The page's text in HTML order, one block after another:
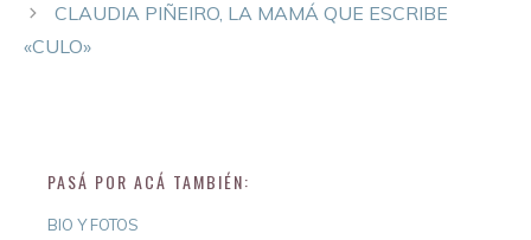
CLAUDIA PIÑEIRO, LA MAMÁ QUE ESCRIBE
«CULO»
PASÁ POR ACÁ TAMBIÉN:
BIO Y FOTOS